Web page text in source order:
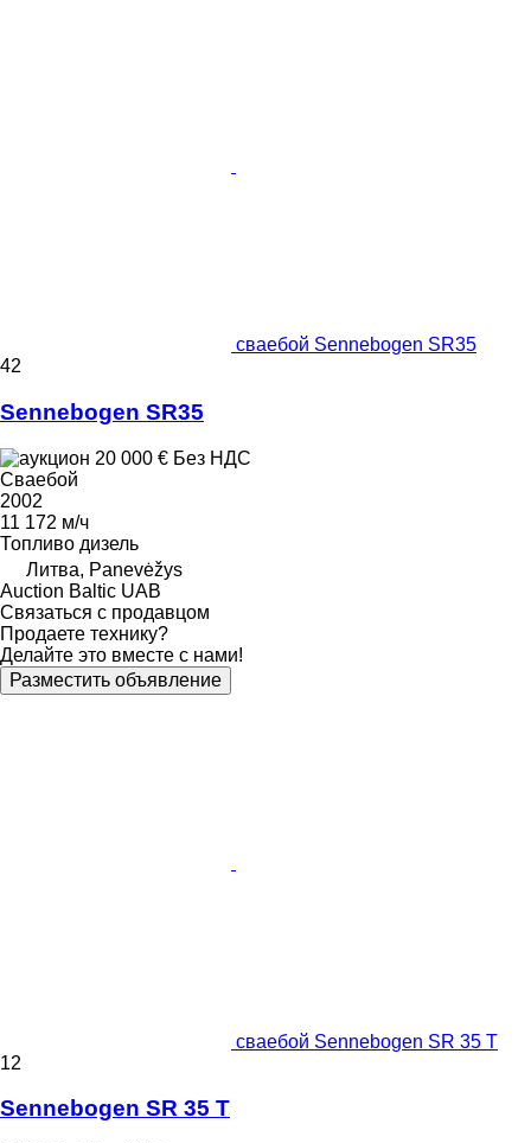
сваебой Sennebogen SR35
42
Sennebogen SR35
20 000 € Без НДС
Сваебой
2002
11 172 м/ч
Топливо дизель
Литва, Panevėžys
Auction Baltic UAB
Связаться с продавцом
Продаете технику?
Делайте это вместе с нами!
Разместить объявление
сваебой Sennebogen SR 35 T
12
Sennebogen SR 35 T